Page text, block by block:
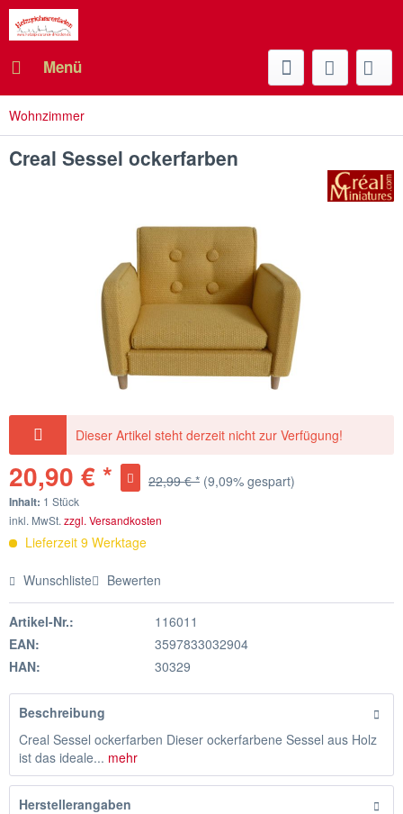
Menü
Wohnzimmer
Creal Sessel ockerfarben
Dieser Artikel steht derzeit nicht zur Verfügung!
20,90 € * 22,99 € * (9,09% gespart)
Inhalt: 1 Stück
inkl. MwSt. zzgl. Versandkosten
Lieferzeit 9 Werktage
Wunschliste Bewerten
Artikel-Nr.:
116011
EAN:
3597833032904
HAN:
30329
Beschreibung
Creal Sessel ockerfarben Dieser ockerfarbene Sessel aus Holz
ist das ideale... mehr
Herstellerangaben